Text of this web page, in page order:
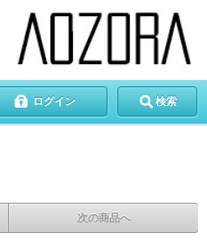
ログイン 検索
次の商品へ